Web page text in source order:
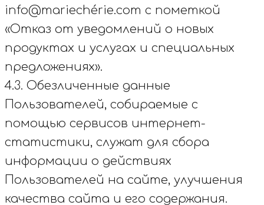
info@mariechérie.com с пометкой
«Отказ от уведомлений о новых
продуктах и услугах и специальных
предложениях».
4.3. Обезличенные данные
Пользователей, собираемые с
помощью сервисов интернет-
статистики, служат для сбора
информации о действиях
Пользователей на сайте, улучшения
качества сайта и его содержания.